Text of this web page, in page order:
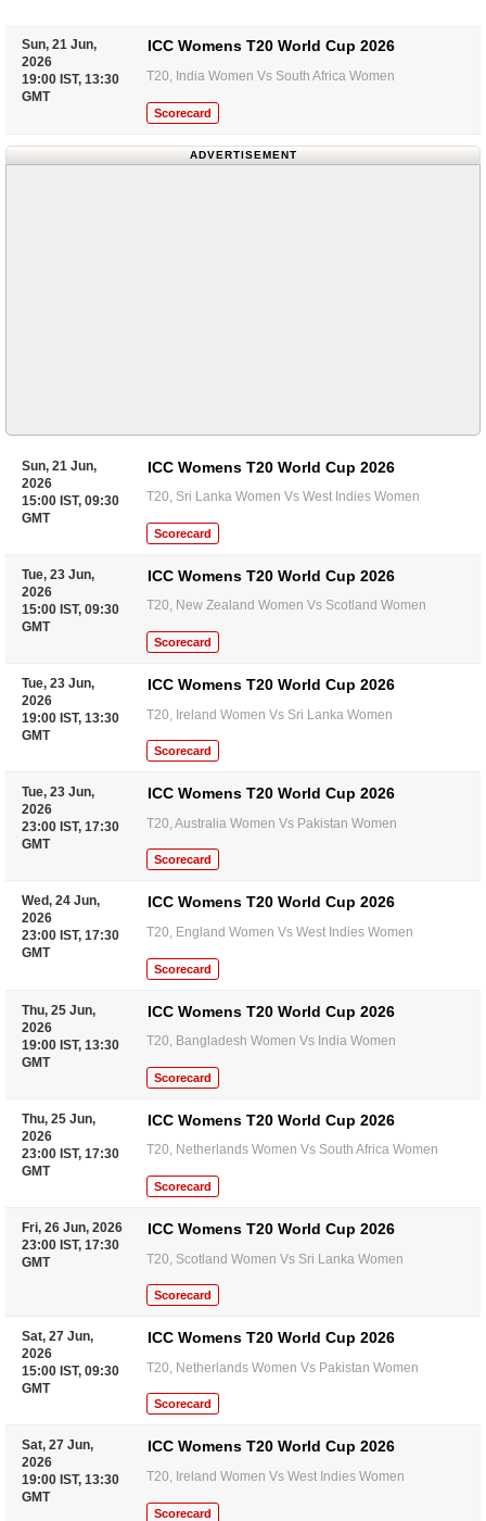
Sun, 21 Jun,
2026
19:00 IST, 13:30
GMT
ICC Womens T20 World Cup 2026
T20, India Women Vs South Africa Women
Scorecard
ADVERTISEMENT
Sun, 21 Jun,
2026
15:00 IST, 09:30
GMT
ICC Womens T20 World Cup 2026
T20, Sri Lanka Women Vs West Indies Women
Scorecard
Tue, 23 Jun,
2026
15:00 IST, 09:30
GMT
ICC Womens T20 World Cup 2026
T20, New Zealand Women Vs Scotland Women
Scorecard
Tue, 23 Jun,
2026
19:00 IST, 13:30
GMT
ICC Womens T20 World Cup 2026
T20, Ireland Women Vs Sri Lanka Women
Scorecard
Tue, 23 Jun,
2026
23:00 IST, 17:30
GMT
ICC Womens T20 World Cup 2026
T20, Australia Women Vs Pakistan Women
Scorecard
Wed, 24 Jun,
2026
23:00 IST, 17:30
GMT
ICC Womens T20 World Cup 2026
T20, England Women Vs West Indies Women
Scorecard
Thu, 25 Jun,
2026
19:00 IST, 13:30
GMT
ICC Womens T20 World Cup 2026
T20, Bangladesh Women Vs India Women
Scorecard
Thu, 25 Jun,
2026
23:00 IST, 17:30
GMT
ICC Womens T20 World Cup 2026
T20, Netherlands Women Vs South Africa Women
Scorecard
Fri, 26 Jun, 2026
23:00 IST, 17:30
GMT
ICC Womens T20 World Cup 2026
T20, Scotland Women Vs Sri Lanka Women
Scorecard
Sat, 27 Jun,
2026
15:00 IST, 09:30
GMT
ICC Womens T20 World Cup 2026
T20, Netherlands Women Vs Pakistan Women
Scorecard
Sat, 27 Jun,
2026
19:00 IST, 13:30
GMT
ICC Womens T20 World Cup 2026
T20, Ireland Women Vs West Indies Women
Scorecard